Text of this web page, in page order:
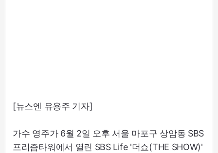
[뉴스엔 유용주 기자]
가수 영주가 6월 2일 오후 서울 마포구 상암동 SBS
프리즘타워에서 열린 SBS Life '더쇼(THE SHOW)'